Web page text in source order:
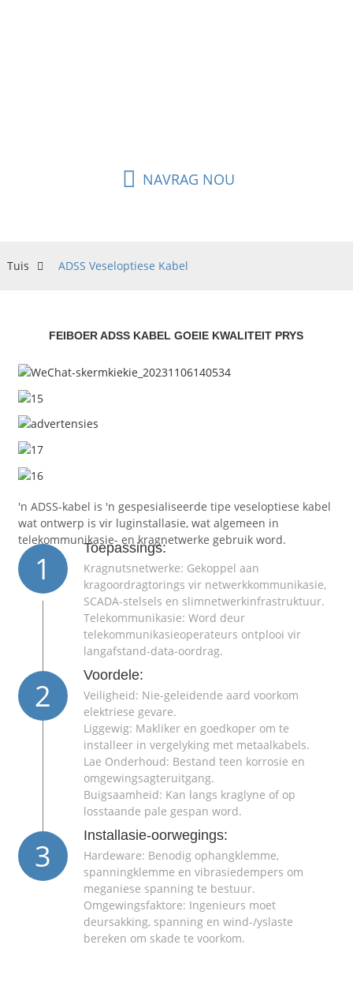
NAVRAG NOU
Tuis ADSS Veseloptiese Kabel
FEIBOER ADSS KABEL GOEIE KWALITEIT PRYS
'n ADSS-kabel is 'n gespesialiseerde tipe veseloptiese kabel
wat ontwerp is vir luginstallasie, wat algemeen in
telekommunikasie- en kragnetwerke gebruik word.
1
Toepassings:
Kragnutsnetwerke: Gekoppel aan
kragoordragtorings vir netwerkkommunikasie,
SCADA-stelsels en slimnetwerkinfrastruktuur.
Telekommunikasie: Word deur
telekommunikasieoperateurs ontplooi vir
langafstand-data-oordrag.
2
Voordele:
Veiligheid: Nie-geleidende aard voorkom
elektriese gevare.
Liggewig: Makliker en goedkoper om te
installeer in vergelyking met metaalkabels.
Lae Onderhoud: Bestand teen korrosie en
omgewingsagteruitgang.
Buigsaamheid: Kan langs kraglyne of op
losstaande pale gespan word.
3
Installasie-oorwegings:
Hardeware: Benodig ophangklemme,
spanningklemme en vibrasiedempers om
meganiese spanning te bestuur.
Omgewingsfaktore: Ingenieurs moet
deursakking, spanning en wind-/yslaste
bereken om skade te voorkom.